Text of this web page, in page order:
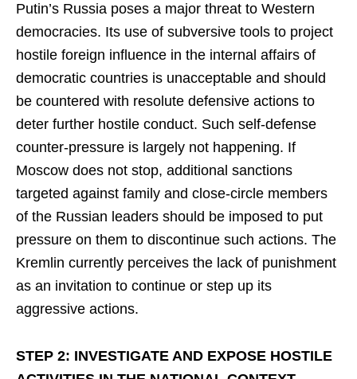
Putin’s Russia poses a major threat to Western
democracies. Its use of subversive tools to project
hostile foreign influence in the internal affairs of
democratic countries is unacceptable and should
be countered with resolute defensive actions to
deter further hostile conduct. Such self-defense
counter-pressure is largely not happening. If
Moscow does not stop, additional sanctions
targeted against family and close-circle members
of the Russian leaders should be imposed to put
pressure on them to discontinue such actions. The
Kremlin currently perceives the lack of punishment
as an invitation to continue or step up its
aggressive actions.
STEP 2: INVESTIGATE AND EXPOSE HOSTILE